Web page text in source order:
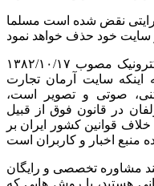
رایتی نقض شده است مسلما
با استناد به ماده ۷۴ قانون تجارت الکترونیک مصوب ۱۳۸۲/۱۰/۱۷
سایت آرمان تجارت
صوتی و تصویر است،
در قانون فوق از قبیل
خلاف قوانین کشور ایران بر
مشاوره تخصصی و رایگان
هستید، با روش هایی که